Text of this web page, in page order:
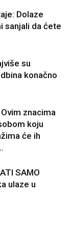
Dolaze
sanjali da ćete
su
konačno
znacima
koju
će ih
SAMO
ulaze u